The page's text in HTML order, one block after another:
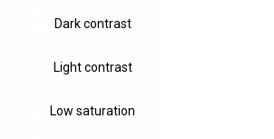
Dark contrast
Light contrast
Low saturation